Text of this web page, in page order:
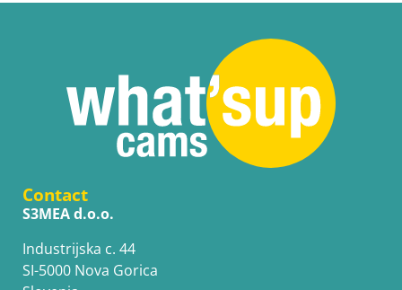
Contact
S3MEA d.o.o.
Industrijska c. 44
SI-5000 Nova Gorica